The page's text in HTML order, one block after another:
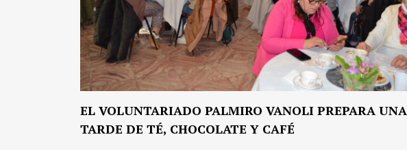
EL VOLUNTARIADO PALMIRO VANOLI PREPARA UNA
TARDE DE TÉ, CHOCOLATE Y CAFÉ